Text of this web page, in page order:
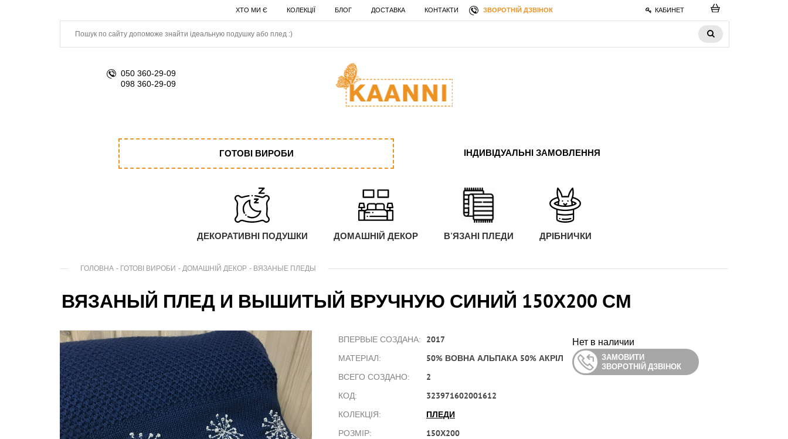
ХТО МИ Є КОЛЕКЦІЇ БЛОГ ДОСТАВКА КОНТАКТИ ЗВОРОТНІЙ ДЗВІНОК КАБИНЕТ
050 360-29-09
098 360-29-09
ГОТОВІ ВИРОБИ ІНДИВІДУАЛЬНІ ЗАМОВЛЕННЯ
ДЕКОРАТИВНІ ПОДУШКИ ДОМАШНІЙ ДЕКОР В'ЯЗАНІ ПЛЕДИ ДРІБНИЧКИ
ГОЛОВНА - ГОТОВІ ВИРОБИ - ДОМАШНІЙ ДЕКОР - ВЯЗАНЫЕ ПЛЕДЫ
ВЯЗАНЫЙ ПЛЕД И ВЫШИТЫЙ ВРУЧНУЮ СИНИЙ 150Х200 СМ
ВПЕРВЫЕ СОЗДАНА: 2017
МАТЕРІАЛ: 50% ВОВНА АЛЬПАКА 50% АКРІЛ
ВСЕГО СОЗДАНО: 2
КОД: 323971602001612
КОЛЕКЦІЯ: ПЛЕДИ
РОЗМІР: 150Х200
Нет в наличии
ЗАМОВИТИ
ЗВОРОТНІЙ ДЗВІНОК